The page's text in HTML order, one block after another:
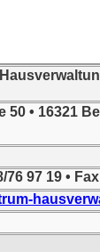
50 • 16321
76 97 19 •